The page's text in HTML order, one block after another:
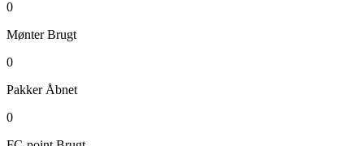
0
Mønter Brugt
0
Pakker Åbnet
0